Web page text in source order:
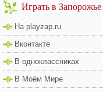
Играть в Запорожье
На playzap.ru
Вконтакте
В одноклассниках
В Моём Мире